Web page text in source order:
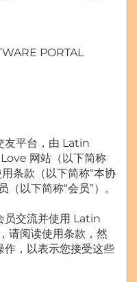
PORTAL
友平台，由 Latin
网站（以下简称
条款（以下简称“本协
以下简称“会员”）。
员交流并使用 Latin
请阅读使用条款，然
作，以表示您接受这些